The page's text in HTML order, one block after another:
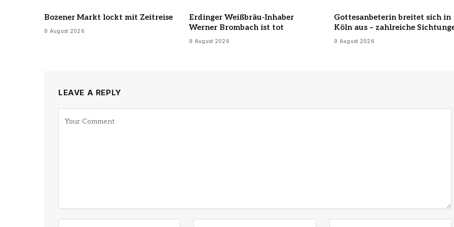
Bozener Markt lockt mit Zeitreise
9 August 2026
Erdinger Weißbräu-Inhaber
Werner Brombach ist tot
9 August 2026
Gottesanbeterin breitet sich in
Köln aus – zahlreiche
9 August 2026
LEAVE A REPLY